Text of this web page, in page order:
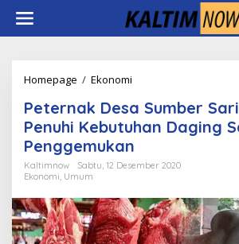
konten
Homepage / Ekonomi
Sumber
Sari
Kukar
Siap
Penuhi
Sapi
Hasil
Penggemukan
Peternak Desa Sumber
Penuhi Kebutuhan Daging
Penggemukan
Kaltimnow
Sabtu, 12 Desember 2020
Ekonomi, Umum